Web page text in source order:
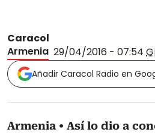
Caracol
Armenia 29/04/2016 - 07:54
Añadir Caracol Radio en
Armenia
Así lo dio a